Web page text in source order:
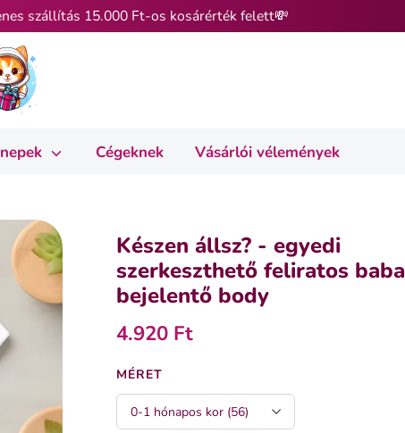
szállítás 15.000 Ft-os kosárérték felett💸
Cégeknek Vásárlói vélemények
Készen állsz? - egyedi
szerkeszthető feliratos baba
bejelentő body
4.920 Ft
SZÍN
fehér
MÉRET